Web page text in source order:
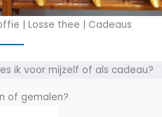
| Losse thee | Cadeaus
ik voor mijzelf of als cadeau?
of gemalen?